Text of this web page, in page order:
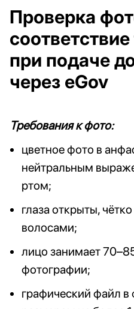
Проверка
при подаче
через eGov
Требования к фото:
цветное фото в
нейтральным
ртом;
глаза открыты,
волосами;
лицо занимает
фотографии;
графический файл